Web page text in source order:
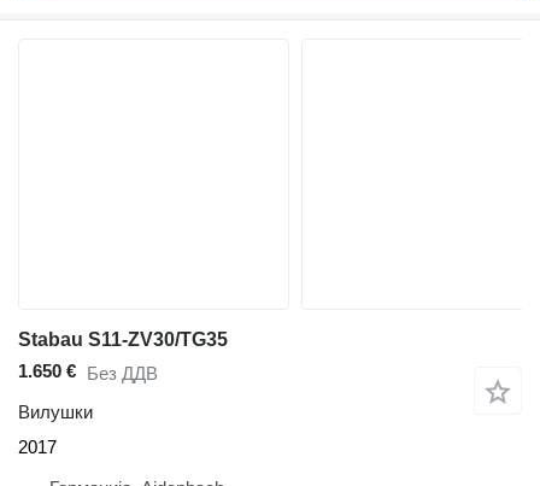
Stabau S11-ZV30/TG35
1.650 € Без ДДВ
Вилушки
2017